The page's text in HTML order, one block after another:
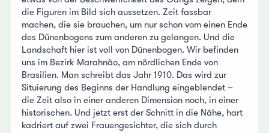
die Figuren im Bild sich aussetzen. Zeit fassbar
machen, die sie brauchen, um nur schon vom einen Ende
des Dünenbogens zum anderen zu gelangen. Und die
Landschaft hier ist voll von Dünenbogen. Wir befinden
uns im Bezirk Marahnão, am nördlichen Ende von
Brasilien. Man schreibt das Jahr 1910. Das wird zur
Situierung des Beginns der Handlung eingeblendet –
die Zeit also in einer anderen Dimension noch, in einer
historischen. Und jetzt erst der Schnitt in die Nähe, hart
kadriert auf zwei Frauengesichter, die sich durch